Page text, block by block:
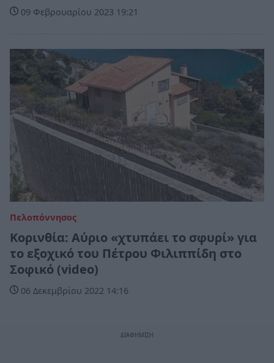
09 Φεβρουαρίου 2023 19:21
Πελοπόννησος
Κορινθία: Αύριο «χτυπάει το σφυρί» για
το εξοχικό του Πέτρου Φιλιππίδη στο
Σοφικό (video)
06 Δεκεμβρίου 2022 14:16